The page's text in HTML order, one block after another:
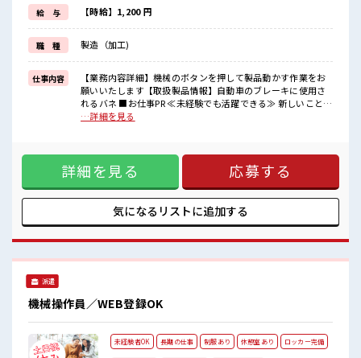
■職場の雰囲気
休憩室完備でランチや休憩も充実しそう♪
職場にはロッカー完備！
私物の置きすぎには注意が必要ですね★
未経験から始めた方もイッパイ！
まずはチャレンジしてみませんか？
給 与 【時給】1,200 円
職 種 製造（加工)
仕事内容
【業務内容詳細】機械のボタンを押して製品動かす作業をお
願いいたします【取扱製品情報】自動車のブレーキに使用さ
れるバネ ■お仕事PR ≪未経験でも活躍できる≫ 新しいことに
チャレンジするのは不安だけど、 しっかり働く環境が整って
れば、 担当がしっかりサポートします！ ■職場の雰囲気 休憩
室完備でランチや休憩も充実しそう♪ 職場にはロッカー完
備！ 私物の置きすぎには注意が必要ですね★ 未経験から始め
た方もイッパイ！ まずはチャレンジしてみませんか？
…詳細を見る
詳細を見る 応募する
気になるリストに追加する
派遣
機械操作員／WEB登録OK
未経験者OK 長期の仕事 制服あり 休憩室あり ロッカー完備